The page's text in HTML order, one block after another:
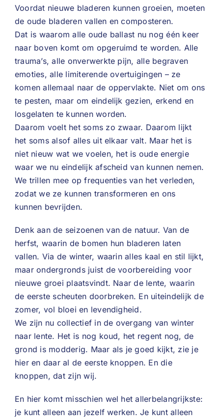
Voordat nieuwe bladeren kunnen groeien, moeten
de oude bladeren vallen en composteren.
Dat is waarom alle oude ballast nu nog één keer
naar boven komt om opgeruimd te worden. Alle
trauma’s, alle onverwerkte pijn, alle begraven
emoties, alle limiterende overtuigingen – ze
komen allemaal naar de oppervlakte. Niet om ons
te pesten, maar om eindelijk gezien, erkend en
losgelaten te kunnen worden.
Daarom voelt het soms zo zwaar. Daarom lijkt
het soms alsof alles uit elkaar valt. Maar het is
niet nieuw wat we voelen, het is oude energie
waar we nu eindelijk afscheid van kunnen nemen.
We trillen mee op frequenties van het verleden,
zodat we ze kunnen transformeren en ons
kunnen bevrijden.
Denk aan de seizoenen van de natuur. Van de
herfst, waarin de bomen hun bladeren laten
vallen. Via de winter, waarin alles kaal en stil lijkt,
maar ondergronds juist de voorbereiding voor
nieuwe groei plaatsvindt. Naar de lente, waarin
de eerste scheuten doorbreken. En uiteindelijk de
zomer, vol bloei en levendigheid.
We zijn nu collectief in de overgang van winter
naar lente. Het is nog koud, het regent nog, de
grond is modderig. Maar als je goed kijkt, zie je
hier en daar al de eerste knoppen. En die
knoppen, dat zijn wij.
En hier komt misschien wel het allerbelangrijkste:
je kunt alleen aan jezelf werken. Je kunt alleen